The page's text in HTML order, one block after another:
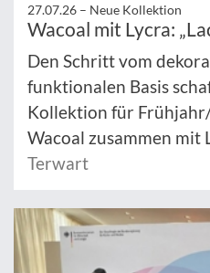
27.07.26 – Neue Kollektion
Wacoal mit Lycra:
Den Schritt vom
funktionalen Basis
Kollektion für
Wacoal zusammen mit
Terwart